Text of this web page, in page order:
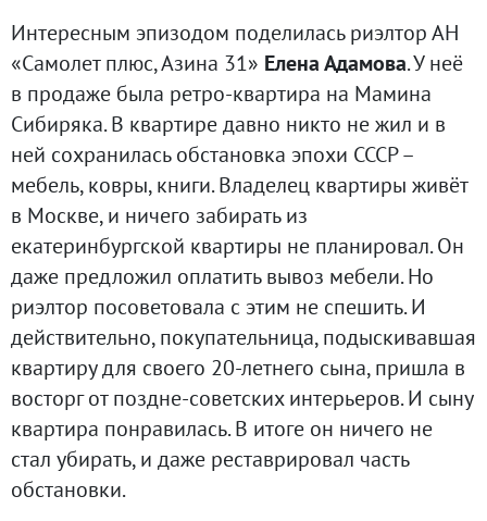
Интересным эпизодом поделилась риэлтор АН
«Самолет плюс, Азина 31» Елена Адамова. У неё
в продаже была ретро-квартира на Мамина
Сибиряка. В квартире давно никто не жил и в
ней сохранилась обстановка эпохи СССР –
мебель, ковры, книги. Владелец квартиры живёт
в Москве, и ничего забирать из
екатеринбургской квартиры не планировал. Он
даже предложил оплатить вывоз мебели. Но
риэлтор посоветовала с этим не спешить. И
действительно, покупательница, подыскивавшая
квартиру для своего 20-летнего сына, пришла в
восторг от поздне-советских интерьеров. И сыну
квартира понравилась. В итоге он ничего не
стал убирать, и даже реставрировал часть
обстановки.